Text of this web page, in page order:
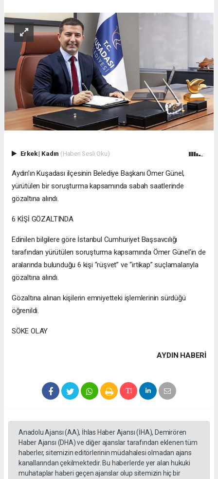
Erkek| Kadın (Haberi Sesli Oku)
Aydın’ın Kuşadası ilçesinin Belediye Başkanı Ömer Günel,
yürütülen bir soruşturma kapsamında sabah saatlerinde
gözaltına alındı.
6 KİŞİ GÖZALTINDA
Edinilen bilgilere göre İstanbul Cumhuriyet Başsavcılığı
tarafından yürütülen soruşturma kapsamında Ömer Günel’in de
aralarında bulunduğu 6 kişi “rüşvet” ve “irtikap” suçlamalarıyla
gözaltına alındı.
Gözaltına alınan kişilerin emniyetteki işlemlerinin sürdüğü
öğrenildi.
SÖKE OLAY
AYDIN HABERİ
Anadolu Ajansı (AA), İhlas Haber Ajansı (İHA), Demirören
Haber Ajansı (DHA) ve diğer ajanslar tarafından eklenen tüm
haberler, sitemizin editörlerinin müdahalesi olmadan ajans
kanallarından çekilmektedir. Bu haberlerde yer alan hukuki
muhataplar haberi geçen ajanslar olup sitemizin hiç bir